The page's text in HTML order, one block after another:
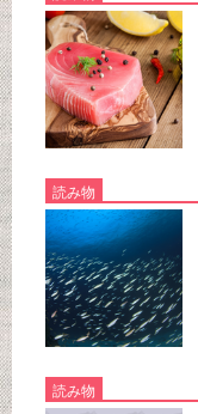
読み物
読み物